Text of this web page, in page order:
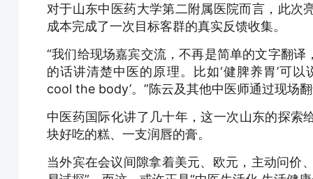
对于山东中医药大学第二附属医院而言，此次
成本完成了一次目标客群的真实反馈收集。
“我们给现场嘉宾交流，不再是简单的文字翻
的话讲清楚中医的原理。比如‘健脾养胃’可以
cool the body’。”陈云及其他中医师通过现场
中医药国际化讲了几十年，这一次山东的探
块好吃的糕、一支润唇的膏。
当外宾在会议间隙拿着美元、欧元，主动问价